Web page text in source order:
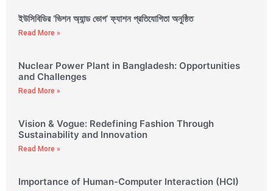
ইউসিবিডির ‘ভিশন অ্যান্ড ভোগ’ ফ্যাশন প্রতিযোগিতা অনুষ্ঠিত
Read More »
Nuclear Power Plant in Bangladesh: Opportunities
and Challenges
Read More »
Vision & Vogue: Redefining Fashion Through
Sustainability and Innovation
Read More »
Importance of Human-Computer Interaction (HCI)